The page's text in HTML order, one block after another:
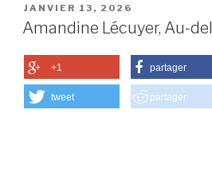
PUBLIÉ
LE
JANVIER 13, 2026
Amandine Lécuyer, Au-
+1 partager
tweet partager